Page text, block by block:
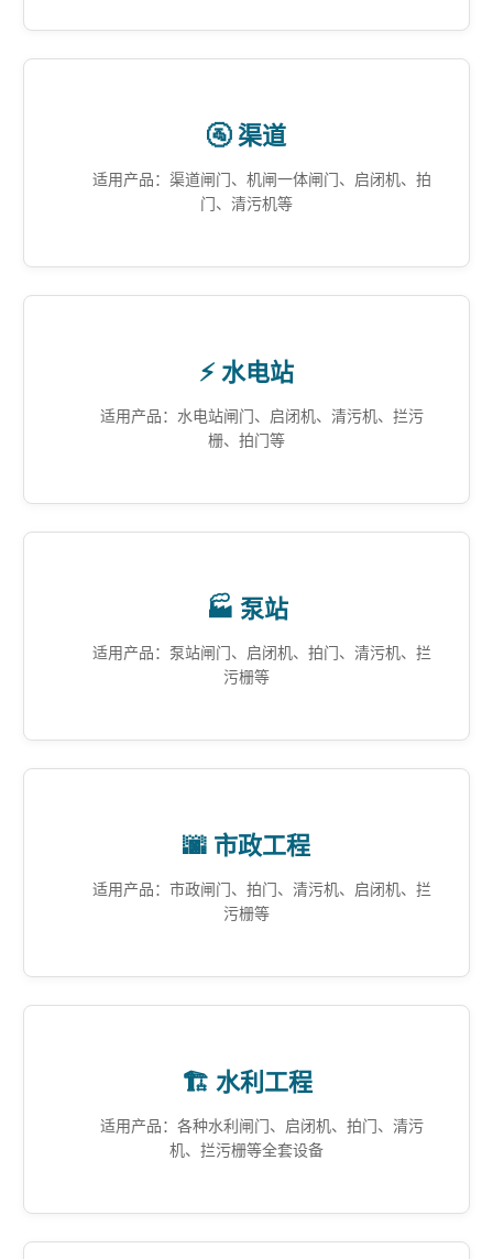
🚰 渠道
适用产品：渠道闸门、机闸一体闸门、启闭机、拍
门、清污机等
⚡ 水电站
适用产品：水电站闸门、启闭机、清污机、拦污
栅、拍门等
🏭 泵站
适用产品：泵站闸门、启闭机、拍门、清污机、拦
污栅等
🌆 市政工程
适用产品：市政闸门、拍门、清污机、启闭机、拦
污栅等
🏗️ 水利工程
适用产品：各种水利闸门、启闭机、拍门、清污
机、拦污栅等全套设备